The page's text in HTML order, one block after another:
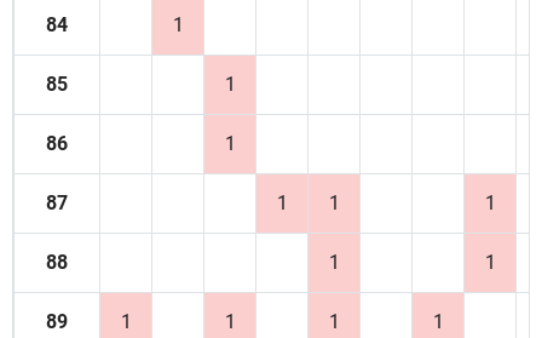
84 1
85 1
86 1
87 1 1 1
88 1 1
89 1 1 1 1